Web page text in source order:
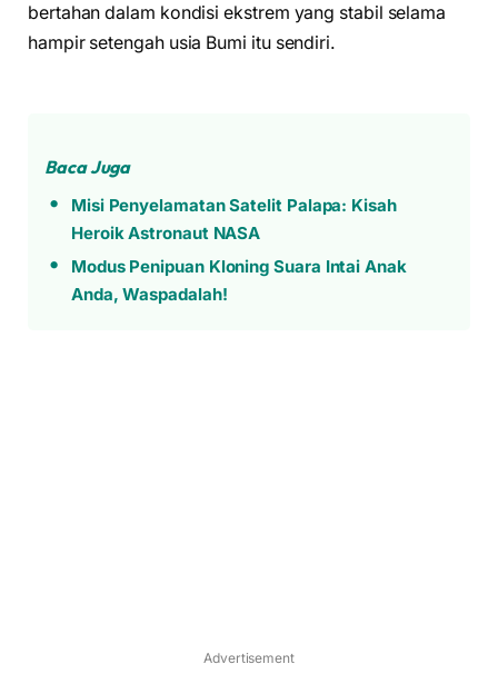
bertahan dalam kondisi ekstrem yang stabil selama
hampir setengah usia Bumi itu sendiri.
Baca Juga
Misi Penyelamatan Satelit Palapa: Kisah
Heroik Astronaut NASA
Modus Penipuan Kloning Suara Intai Anak
Anda, Waspadalah!
Advertisement